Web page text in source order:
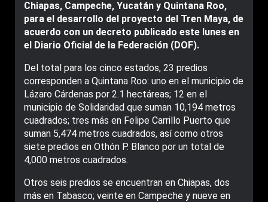
Chiapas, Campeche, Yucatán y Quintana Roo,
para el desarrollo del proyecto del Tren Maya, de
acuerdo con un decreto publicado este lunes en
el Diario Oficial de la Federación (DOF).
Del total para los cinco estados, 23 predios
corresponden a Quintana Roo: uno en el municipio de
Lázaro Cárdenas por 2.1 hectáreas; 12 en el
municipio de Solidaridad que suman 10,194 metros
cuadrados; tres más en Felipe Carrillo Puerto que
suman 5,474 metros cuadrados, así como otros
siete predios en Othón P. Blanco por un total de
4,000 metros cuadrados.
Otros seis predios se encuentran en Chiapas, dos
más en Tabasco; veinte en Campeche y nueve en